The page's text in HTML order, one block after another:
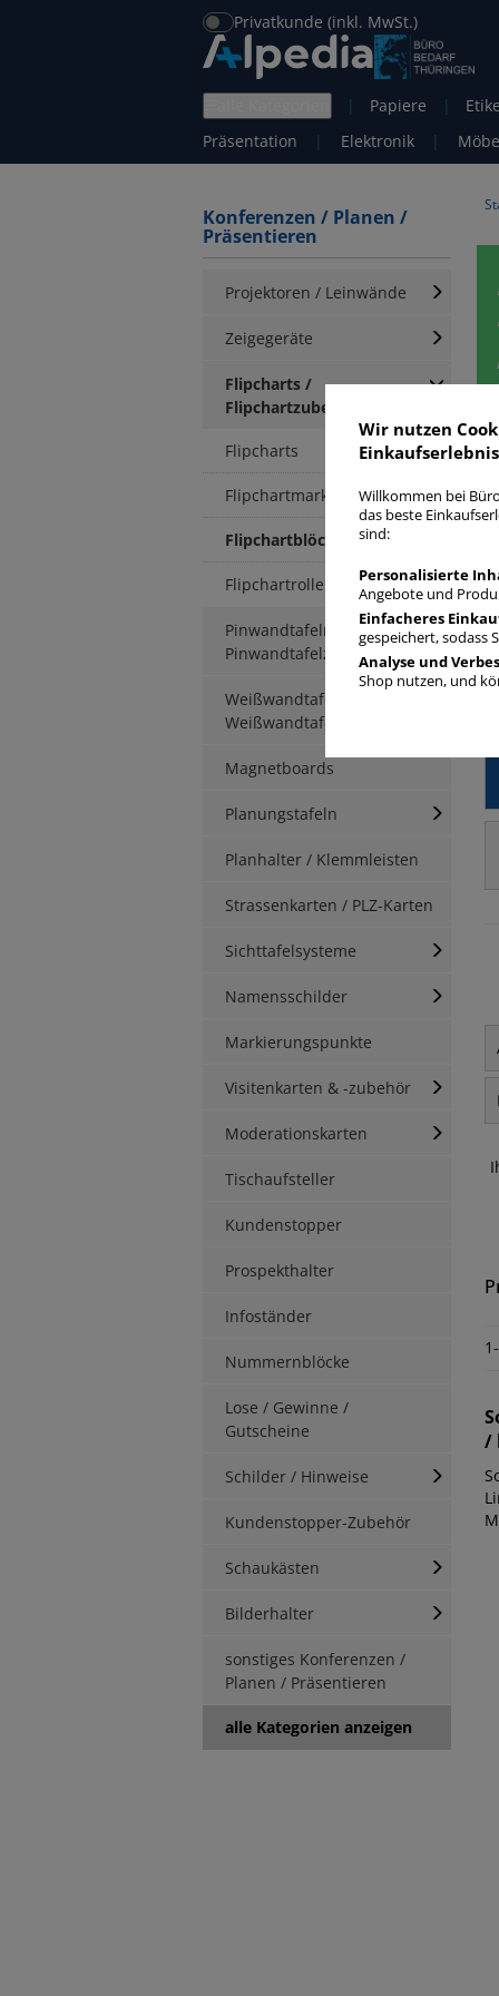
Privatkunde (inkl. MwSt.)
| Papiere |
Präsentation
| Elektronik |
Konferenzen / Planen /
Präsentieren
Projektoren / Leinwände
Zeigegeräte
Flipcharts /
Flipchartzubehör
Flipcharts
Flipchartmarker
Flipchartblöcke
Flipchartrollen
Pinwandtafeln /
Pinwandtafelzubehör
Weißwandtafeln /
Weißwandtafelzubehör
Magnetboards
Planungstafeln
Planhalter / Klemmleisten
Strassenkarten / PLZ-Karten
Sichttafelsysteme
Namensschilder
Markierungspunkte
Visitenkarten & -zubehör
Moderationskarten
Tischaufsteller
Kundenstopper
Prospekthalter
Infoständer
Nummernblöcke
Lose / Gewinne /
Gutscheine
Schilder / Hinweise
Kundenstopper-Zubehör
Schaukästen
Bilderhalter
sonstiges Konferenzen /
Planen / Präsentieren
alle Kategorien anzeigen
/
Wir nutzen
Willkommen bei
das beste
sind:
Personalisierte
Angebote und
Einfacheres
gespeichert, sodass
Analyse und
Shop nutzen, und